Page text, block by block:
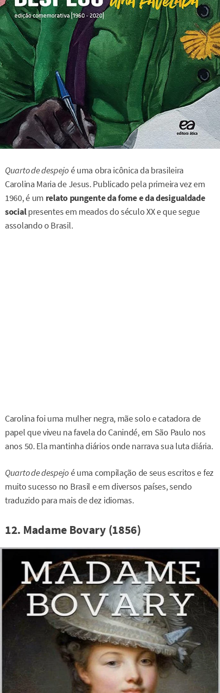
Quarto de despejoé uma obra icônica da brasileira
Carolina Maria de Jesus. Publicado pela primeira vez em
1960, é um relato pungente da fome e da desigualdade
socialpresentes em meados do século XX e que segue
assolando o Brasil.
Carolina foi uma mulher negra, mãe solo e catadora de
papel que viveu na favela do Canindé, em São Paulo nos
anos 50. Ela mantinha diários onde narrava sua luta diária.
Quarto de despejoé uma compilação de seus escritos e fez
muito sucesso no Brasil e em diversos países, sendo
traduzido para mais de dez idiomas.
12. Madame Bovary (1856)